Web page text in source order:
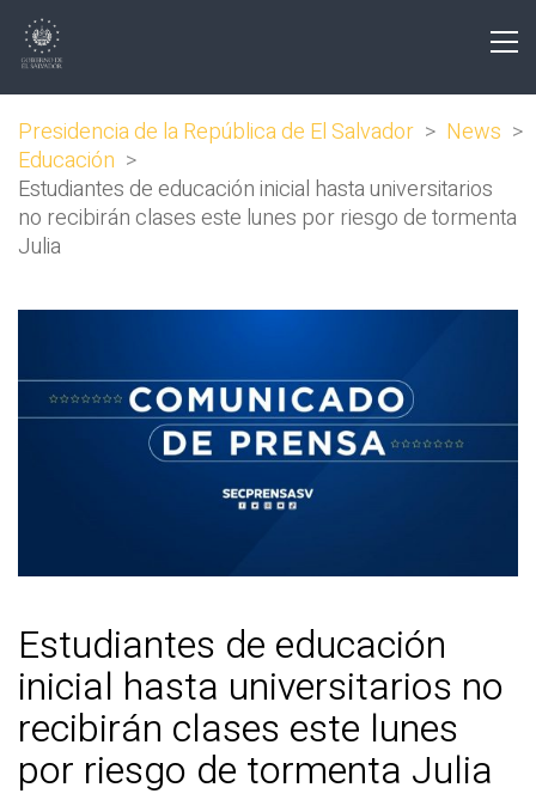
Presidencia de la República de El Salvador > News >
Educación >
Estudiantes de educación inicial hasta universitarios
no recibirán clases este lunes por riesgo de tormenta
Julia
Estudiantes de educación
inicial hasta universitarios no
recibirán clases este lunes
por riesgo de tormenta Julia